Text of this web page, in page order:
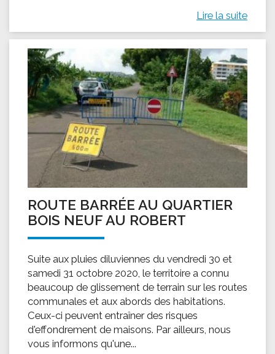
Lire la suite
ROUTE BARRÉE AU QUARTIER
BOIS NEUF AU ROBERT
Suite aux pluies diluviennes du vendredi 30 et
samedi 31 octobre 2020, le territoire a connu
beaucoup de glissement de terrain sur les routes
communales et aux abords des habitations.
Ceux-ci peuvent entraîner des risques
d'effondrement de maisons. Par ailleurs, nous
vous informons qu'une...